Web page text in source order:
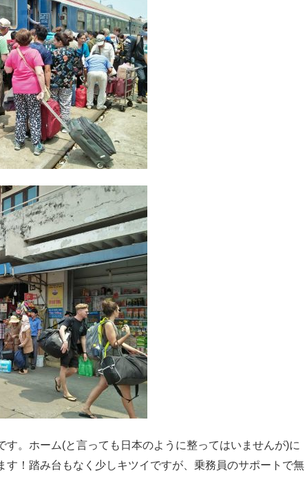
。ホーム(と言っても日本のように整ってはいませんが)に
！踏み台もなく少しキツイですが、乗務員のサポートで無